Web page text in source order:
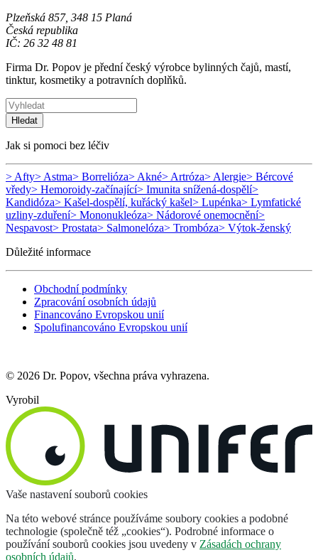
Plzeňská 857, 348 15 Planá
Česká republika
IČ: 26 32 48 81
Firma Dr. Popov je přední český výrobce bylinných čajů, mastí,
tinktur, kosmetiky a potravních doplňků.
Hledat
Jak si pomoci bez léčiv
> Afty> Astma> Borrelióza> Akné> Artróza> Alergie> Bércové
vředy> Hemoroidy-začínající> Imunita snížená-dospělí>
Kandidóza> Kašel-dospělí, kuřácký kašel> Lupénka> Lymfatické
uzliny-zduření> Mononukleóza> Nádorové onemocnění>
Nespavost> Prostata> Salmonelóza> Trombóza> Výtok-ženský
Důležité informace
Obchodní podmínky
Zpracování osobních údajů
Financováno Evropskou unií
Spolufinancováno Evropskou unií
© 2026 Dr. Popov, všechna práva vyhrazena.
Vyrobil
Vaše nastavení souborů cookies
Na této webové stránce používáme soubory cookies a podobné
technologie (společně též „cookies“). Podrobné informace o
používání souborů cookies jsou uvedeny v Zásadách ochrany
osobních údajů.